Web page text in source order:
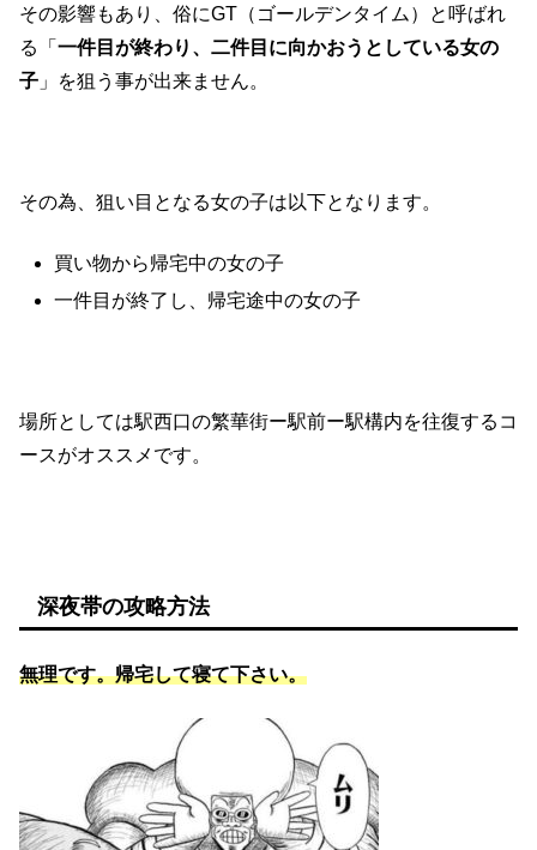
その影響もあり、俗にGT（ゴールデンタイム）と呼ばれ
る「 一件目が終わり、二件目に向かおうとしている女の
子 」を狙う事が出来ません。
その為、狙い目となる女の子は以下となります。
買い物から帰宅中の女の子
一件目が終了し、帰宅途中の女の子
場所としては駅西口の繁華街ー駅前ー駅構内を往復するコ
ースがオススメです。
深夜帯の攻略方法
無理です。帰宅して寝て下さい。